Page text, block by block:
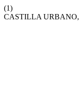
(1)
CASTILLA URBANO,